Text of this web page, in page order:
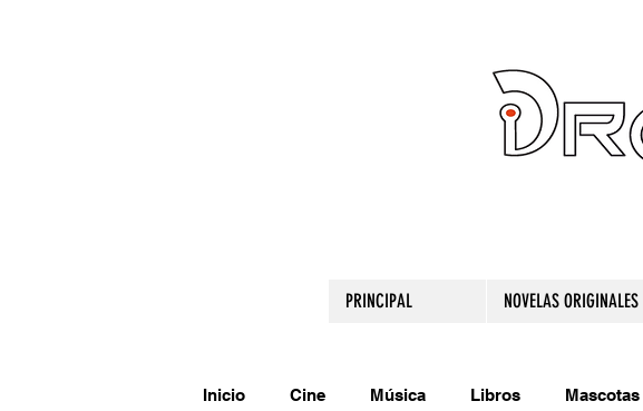
PRINCIPAL NOVELAS ORIGINALES
Inicio Cine Música Libros Mascotas